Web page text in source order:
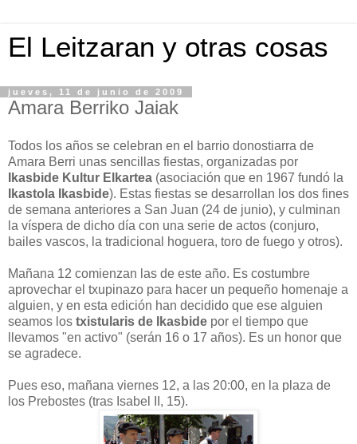
El Leitzaran y otras cosas
jueves, 11 de junio de 2009
Amara Berriko Jaiak
Todos los años se celebran en el barrio donostiarra de
Amara Berri unas sencillas fiestas, organizadas por
Ikasbide Kultur Elkartea (asociación que en 1967 fundó la
Ikastola Ikasbide). Estas fiestas se desarrollan los dos fines
de semana anteriores a San Juan (24 de junio), y culminan
la víspera de dicho día con una serie de actos (conjuro,
bailes vascos, la tradicional hoguera, toro de fuego y otros).
Mañana 12 comienzan las de este año. Es costumbre
aprovechar el txupinazo para hacer un pequeño homenaje a
alguien, y en esta edición han decidido que ese alguien
seamos los txistularis de Ikasbide por el tiempo que
llevamos "en activo" (serán 16 o 17 años). Es un honor que
se agradece.
Pues eso, mañana viernes 12, a las 20:00, en la plaza de
los Prebostes (tras Isabel II, 15).